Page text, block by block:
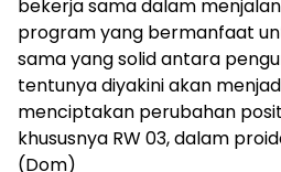
bekerja sama dalam
program yang bermanfaat
sama yang solid antara
tentunya diyakini akan
menciptakan perubahan
khususnya RW 03, dalam
(Dom)